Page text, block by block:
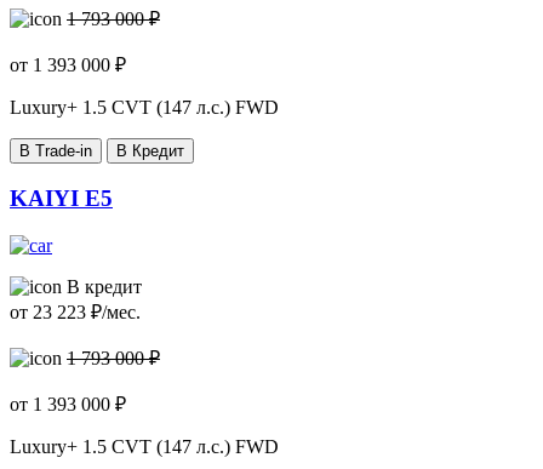
1 793 000 ₽
от 1 393 000 ₽
Luxury+ 1.5 CVT (147 л.с.) FWD
В Trade-in В Кредит
KAIYI E5
В кредит
от 23 223 ₽/мес.
1 793 000 ₽
от 1 393 000 ₽
Luxury+ 1.5 CVT (147 л.с.) FWD